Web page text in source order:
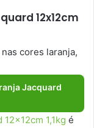
12x12cm
Jacquard
1,1kg é